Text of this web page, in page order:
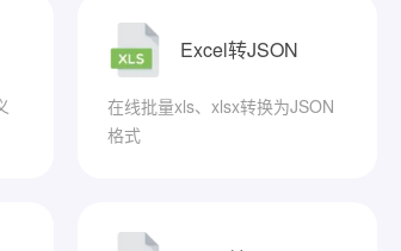
Excel转JSON
在线批量xls、xlsx转换为JSON
格式